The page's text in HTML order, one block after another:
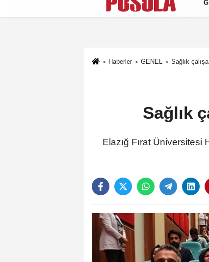
Künye İletişim Gizlilik Politikası
Haberler GENEL Sağlık
Sağlık
Elazığ Fırat Üniversitesi